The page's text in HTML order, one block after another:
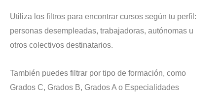
Utiliza los filtros para encontrar cursos según tu perfil:
personas desempleadas, trabajadoras, autónomas u
otros colectivos destinatarios.
También puedes filtrar por tipo de formación, como
Grados C, Grados B, Grados A o Especialidades